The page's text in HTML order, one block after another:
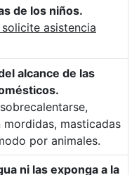
de los niños.
asistencia
alcance de las
masticadas
por animales.
ni las exponga a la